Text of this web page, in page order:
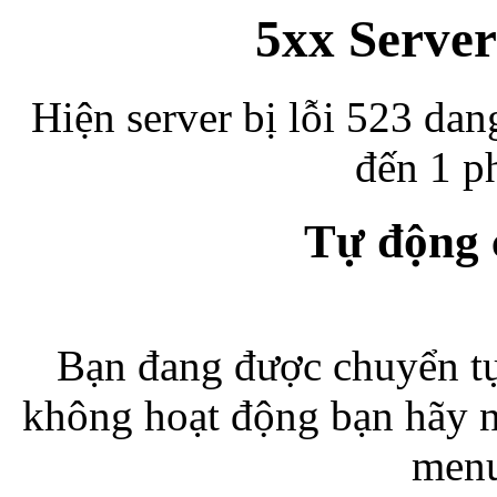
5xx
Hiện server bị lỗi 523
đến 1
Tự động
Bạn đang được chuyển
không hoạt động bạn hãy